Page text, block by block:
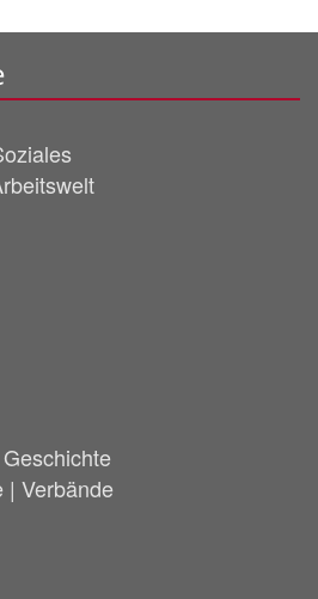
| Verbände